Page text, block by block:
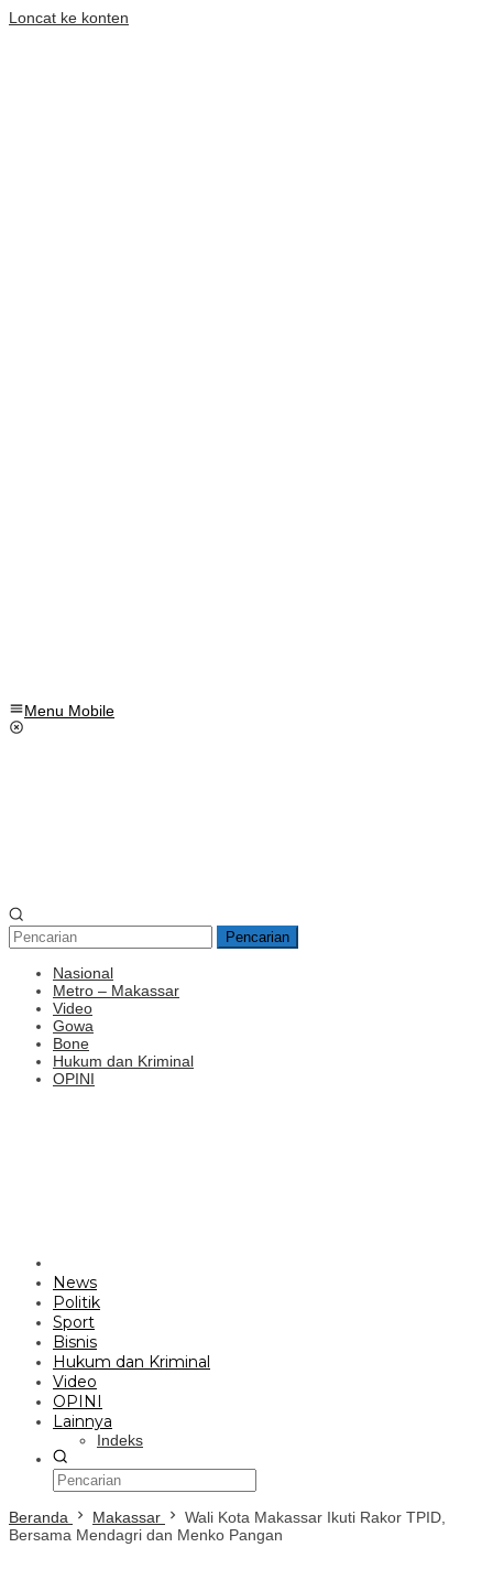
Loncat ke konten
Menu Mobile
Pencarian
Nasional
Metro – Makassar
Video
Gowa
Bone
Hukum dan Kriminal
OPINI
News
Politik
Sport
Bisnis
Hukum dan Kriminal
Video
OPINI
Lainnya
Indeks
Beranda Makassar
Wali Kota Makassar Ikuti Rakor TPID,
Bersama Mendagri dan Menko Pangan